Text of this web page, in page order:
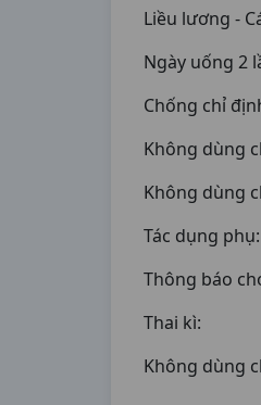
Liều lương -
Ngày uống 2
Chống chỉ
Không dùng
Không dùng
Tác dụng phụ:
Thông báo
Thai kì:
Không dùng